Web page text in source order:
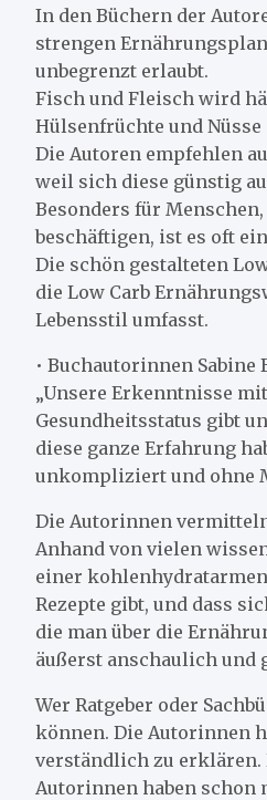
In den Büchern der
strengen
unbegrenzt erlaubt.
Fisch und Fleisch wird
Hülsenfrüchte und
Die Autoren empfehlen
weil sich diese günstig
Besonders für
beschäftigen, ist es oft
Die schön gestalteten
die Low Carb
Lebensstil umfasst.
• Buchautorinnen Sabine
„Unsere Erkenntnisse
Gesundheitsstatus gibt
diese ganze Erfahrung
unkompliziert und ohne
Die Autorinnen
Anhand von vielen
einer
Rezepte gibt, und dass
die man über die
äußerst anschaulich und
Wer Ratgeber oder
können. Die Autorinnen
verständlich zu erklären.
Autorinnen haben schon